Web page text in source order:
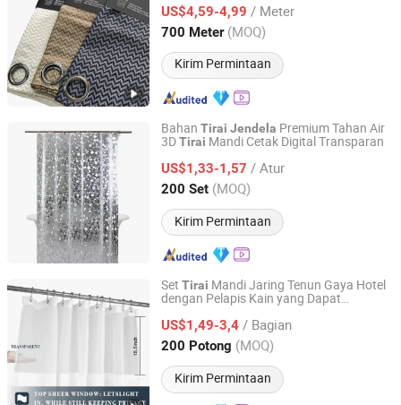
US$4,59-4,99 / Meter
700 Meter (MOQ)
Kirim Permintaan
Liaoning, China Harga mulai 2026
Bahan Tirai Jendela Premium Tahan Air
3DTirai Mandi Cetak Digital Transparan
US$1,33-1,57 / Atur
200 Set (MOQ)
Kirim Permintaan
Yiwu Market UNION Co., Ltd.
Zhejiang, China Harga mulai 2026
Set Tirai Mandi Jaring Tenun Gaya Hotel
dengan Pelapis Kain yang Dapat
Dapat Dicuci dengan Kain
di Bagian Atas
US$1,49-3,4 / Bagian
200 Potong (MOQ)
Kirim Permintaan
NINGBO GENERAL UNION CO.,LTD.
Zhejiang, China Harga mulai 2022